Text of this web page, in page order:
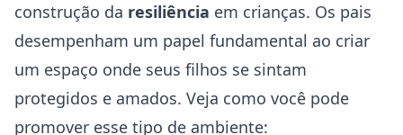
construção da resiliência em crianças. Os pais
desempenham um papel fundamental ao criar
um espaço onde seus filhos se sintam
protegidos e amados. Veja como você pode
promover esse tipo de ambiente: